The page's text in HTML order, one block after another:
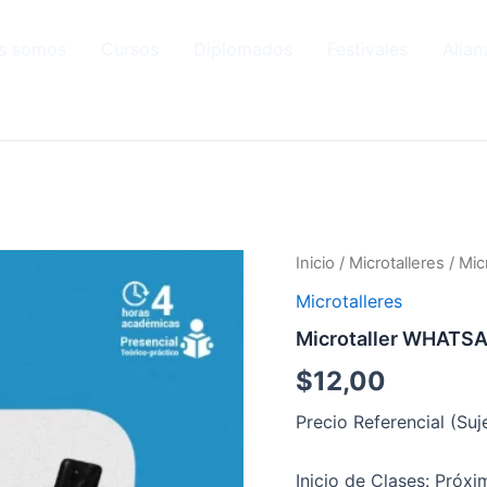
Inicio / Microtalleres /
Microtalleres
Microtaller
$12,00
Precio Referencial
Inicio de Clases: